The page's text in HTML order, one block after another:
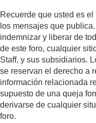
Recuerde que usted es
los mensajes que
indemnizar y liberar de
de este foro, cualquier
Staff, y sus subsidiarios.
se reservan el derecho a
información relacionada
supuesto de una queja
derivarse de cualquier
foro.